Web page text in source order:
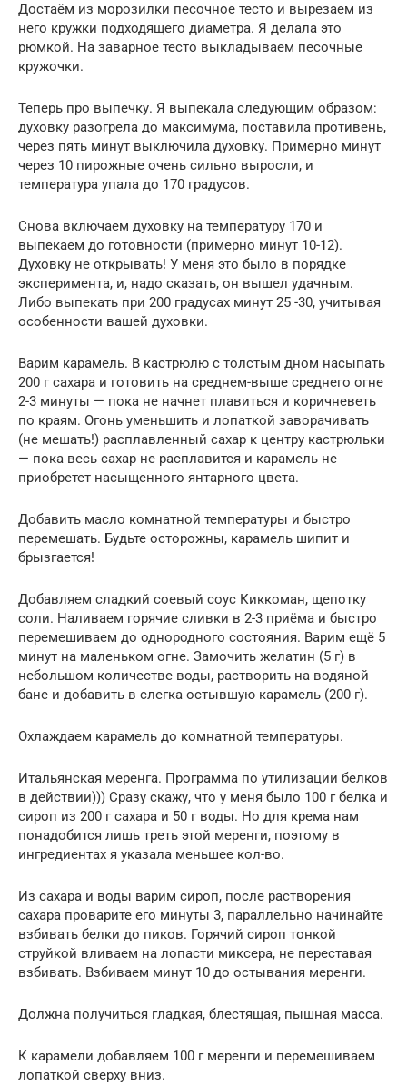
Достаём из морозилки песочное тесто и вырезаем из
него кружки подходящего диаметра. Я делала это
рюмкой. На заварное тесто выкладываем песочные
кружочки.
Теперь про выпечку. Я выпекала следующим образом:
духовку разогрела до максимума, поставила противень,
через пять минут выключила духовку. Примерно минут
через 10 пирожные очень сильно выросли, и
температура упала до 170 градусов.
Снова включаем духовку на температуру 170 и
выпекаем до готовности (примерно минут 10-12).
Духовку не открывать! У меня это было в порядке
эксперимента, и, надо сказать, он вышел удачным.
Либо выпекать при 200 градусах минут 25 -30, учитывая
особенности вашей духовки.
Варим карамель. В кастрюлю с толстым дном насыпать
200 г сахара и готовить на среднем-выше среднего огне
2-3 минуты — пока не начнет плавиться и коричневеть
по краям. Огонь уменьшить и лопаткой заворачивать
(не мешать!) расплавленный сахар к центру кастрюльки
— пока весь сахар не расплавится и карамель не
приобретет насыщенного янтарного цвета.
Добавить масло комнатной температуры и быстро
перемешать. Будьте осторожны, карамель шипит и
брызгается!
Добавляем сладкий соевый соус Киккоман, щепотку
соли. Наливаем горячие сливки в 2-3 приёма и быстро
перемешиваем до однородного состояния. Варим ещё 5
минут на маленьком огне. Замочить желатин (5 г) в
небольшом количестве воды, растворить на водяной
бане и добавить в слегка остывшую карамель (200 г).
Охлаждаем карамель до комнатной температуры.
Итальянская меренга. Программа по утилизации белков
в действии))) Сразу скажу, что у меня было 100 г белка и
сироп из 200 г сахара и 50 г воды. Но для крема нам
понадобится лишь треть этой меренги, поэтому в
ингредиентах я указала меньшее кол-во.
Из сахара и воды варим сироп, после растворения
сахара проварите его минуты 3, параллельно начинайте
взбивать белки до пиков. Горячий сироп тонкой
струйкой вливаем на лопасти миксера, не переставая
взбивать. Взбиваем минут 10 до остывания меренги.
Должна получиться гладкая, блестящая, пышная масса.
К карамели добавляем 100 г меренги и перемешиваем
лопаткой сверху вниз.